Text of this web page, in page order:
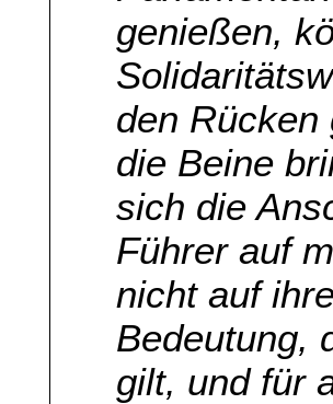
genießen,
den Rücken
die Beine
sich die
Führer auf
nicht auf
Bedeutung,
gilt, und für